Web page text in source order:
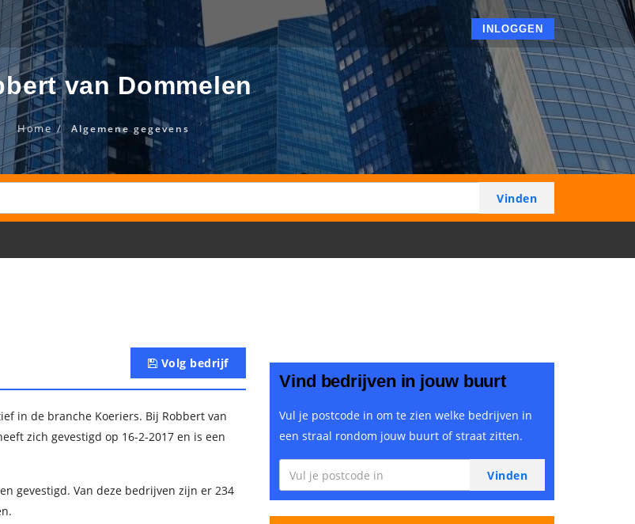
INLOGGEN
van Dommelen
Home Algemene gegevens
Volg bedrijf
in de branche Koeriers. Bij Robbert van
zich gevestigd op 16-2-2017 en is een
gevestigd. Van deze bedrijven zijn er 234
Vind bedrijven in jouw buurt
Vul je postcode in om te zien welke bedrijven in
een straal rondom jouw buurt of straat zitten.